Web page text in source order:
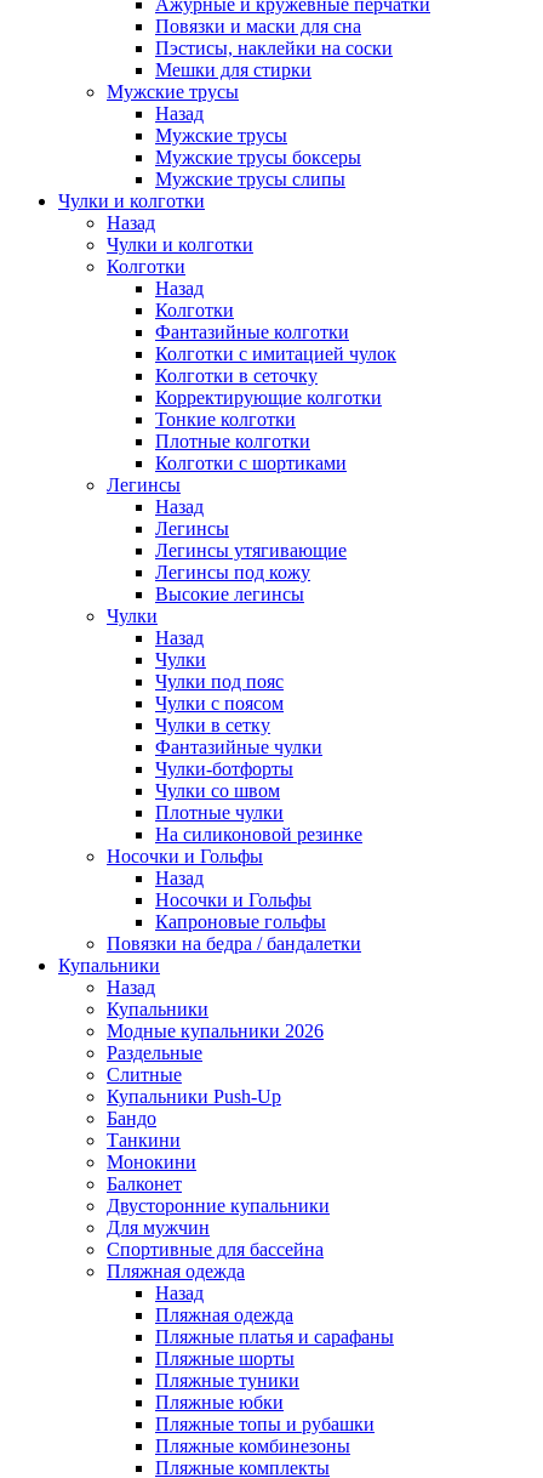
Ажурные и кружевные перчатки
Повязки и маски для сна
Пэстисы, наклейки на соски
Мешки для стирки
Мужские трусы
Назад
Мужские трусы
Мужские трусы боксеры
Мужские трусы слипы
Чулки и колготки
Назад
Чулки и колготки
Колготки
Назад
Колготки
Фантазийные колготки
Колготки с имитацией чулок
Колготки в сеточку
Корректирующие колготки
Тонкие колготки
Плотные колготки
Колготки с шортиками
Легинсы
Назад
Легинсы
Легинсы утягивающие
Легинсы под кожу
Высокие легинсы
Чулки
Назад
Чулки
Чулки под пояс
Чулки с поясом
Чулки в сетку
Фантазийные чулки
Чулки-ботфорты
Чулки со швом
Плотные чулки
На силиконовой резинке
Носочки и Гольфы
Назад
Носочки и Гольфы
Капроновые гольфы
Повязки на бедра / бандалетки
Купальники
Назад
Купальники
Модные купальники 2026
Раздельные
Слитные
Купальники Push-Up
Бандо
Танкини
Монокини
Балконет
Двусторонние купальники
Для мужчин
Спортивные для бассейна
Пляжная одежда
Назад
Пляжная одежда
Пляжные платья и сарафаны
Пляжные шорты
Пляжные туники
Пляжные юбки
Пляжные топы и рубашки
Пляжные комбинезоны
Пляжные комплекты